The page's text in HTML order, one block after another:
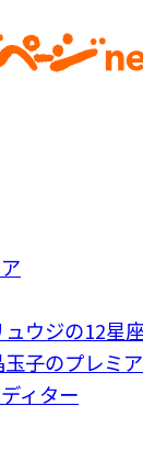
ウジの12星
子のプレミ
ィター